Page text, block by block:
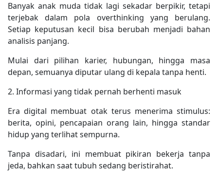
Banyak anak muda tidak lagi sekadar berpikir, tetapi
terjebak dalam pola overthinking yang berulang.
Setiap keputusan kecil bisa berubah menjadi bahan
analisis panjang.
Mulai dari pilihan karier, hubungan, hingga masa
depan, semuanya diputar ulang di kepala tanpa henti.
2. Informasi yang tidak pernah berhenti masuk
Era digital membuat otak terus menerima stimulus:
berita, opini, pencapaian orang lain, hingga standar
hidup yang terlihat sempurna.
Tanpa disadari, ini membuat pikiran bekerja tanpa
jeda, bahkan saat tubuh sedang beristirahat.